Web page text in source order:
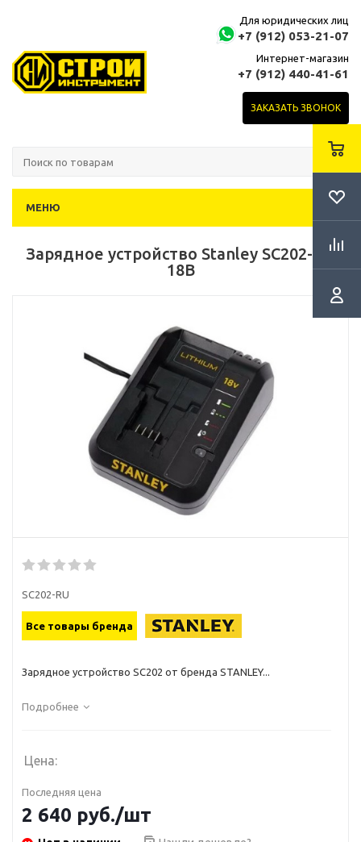
Для юридических лиц
+7 (912) 053-21-07
Интернет-магазин
+7 (912) 440-41-61
ЗАКАЗАТЬ ЗВОНОК
МЕНЮ
Зарядное устройство Stanley SC202-RU
18В
SC202-RU
Все товары бренда
Зарядное устройство SC202 от бренда STANLEY...
Подробнее
Цена:
Последняя цена
2 640 руб./шт